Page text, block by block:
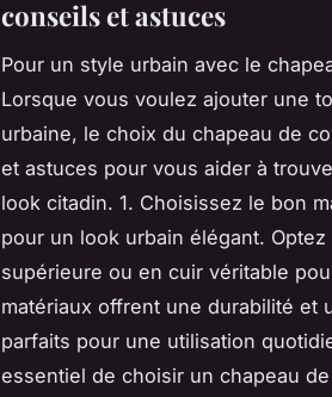
conseils et astuces
Pour un style urbain avec le
Lorsque vous voulez ajouter une
urbaine, le choix du chapeau de
et astuces pour vous aider à
look citadin. 1. Choisissez le bon
pour un look urbain élégant.
supérieure ou en cuir véritable
matériaux offrent une durabilité et
parfaits pour une utilisation
essentiel de choisir un chapeau